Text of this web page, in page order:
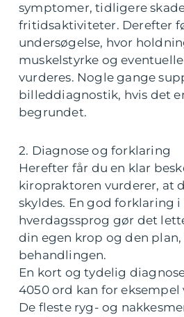
symptomer, tidligere
fritidsaktiviteter. Derefter
undersøgelse, hvor
muskelstyrke og
vurderes. Nogle gange
billeddiagnostik, hvis det
begrundet.
2. Diagnose og forklaring
Herefter får du en klar
kiropraktoren vurderer, at
skyldes. En god forklaring
hverdagssprog gør det
din egen krop og den
behandlingen.
En kort og tydelig
4050 ord kan for eksempel
De fleste ryg- og